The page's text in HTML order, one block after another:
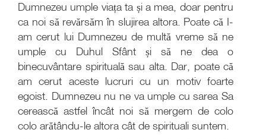
Dumnezeu umple viața ta și a mea, doar pentru
ca noi să revărsăm în slujirea altora. Poate că I-
am cerut lui Dumnezeu de multă vreme să ne
umple cu Duhul Sfânt și să ne dea o
binecuvântare spirituală sau alta. Dar, poate că
am cerut aceste lucruri cu un motiv foarte
egoist. Dumnezeu nu ne va umple cu sarea Sa
cerească astfel încât noi să mergem de colo
colo arătându-le altora cât de spirituali suntem.